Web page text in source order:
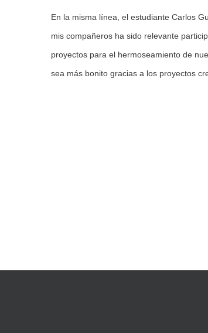
En la misma línea, el estudiante Carlos
mis compañeros ha sido relevante
proyectos para el hermoseamiento de
sea más bonito gracias a los proyectos